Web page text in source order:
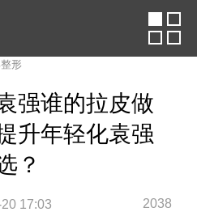
形
强谁的拉皮做
升年轻化袁强
？
17:03 2038